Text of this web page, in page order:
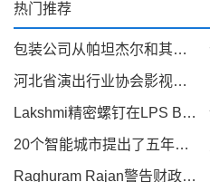
热门推荐
包装公司从帕坦杰尔和其他顶级FMCG新闻中眼睛大企业
河北省演出行业协会影视专业委员会成立大会第一次全体委员会议线上顺利召开
Lakshmi精密螺钉在LPS Bossard批准49％的销售
20个智能城市提出了五年以上的50,802卢比的投资
Raghuram Rajan警告财政赤字驱动的增长